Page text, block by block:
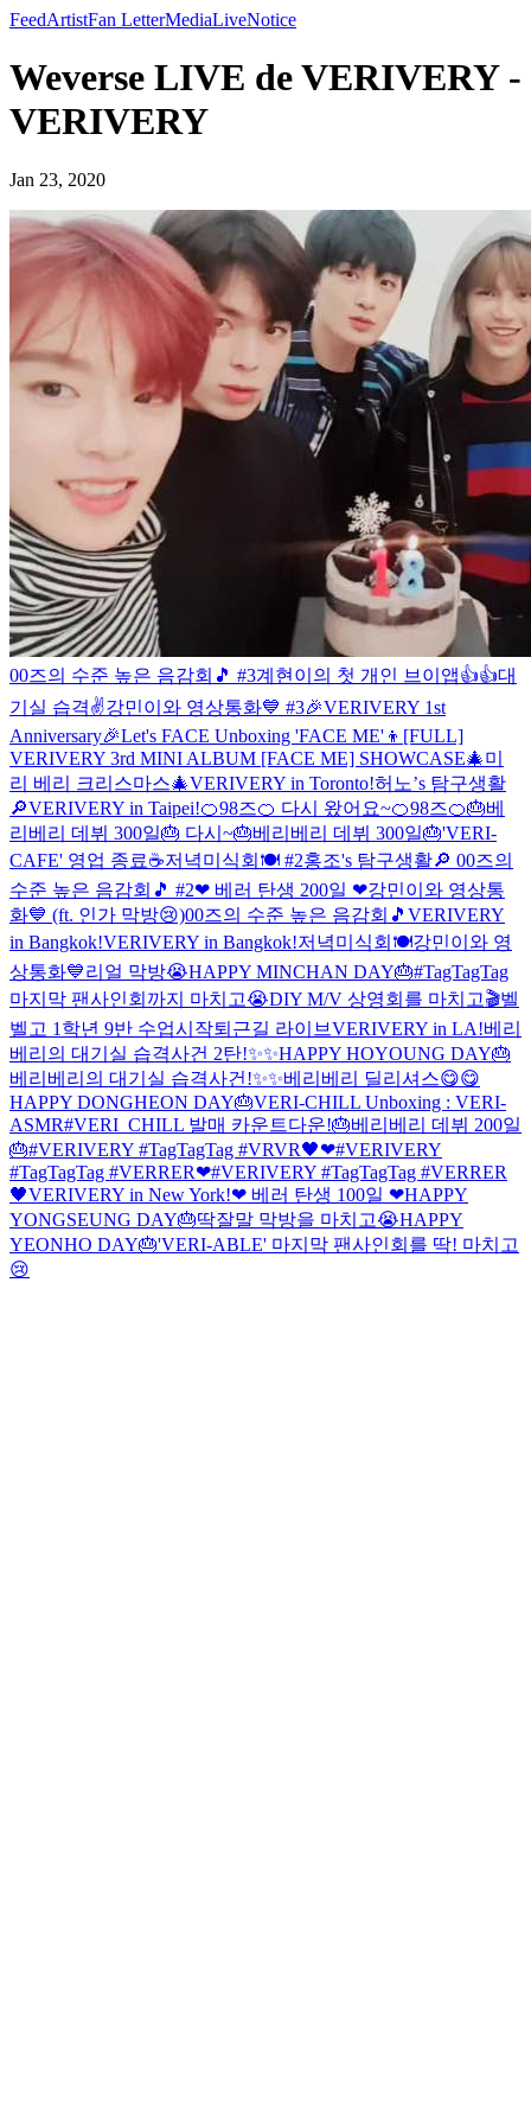
FeedArtistFan LetterMediaLiveNotice
Weverse LIVE de VERIVERY -
VERIVERY
Jan 23, 2020
00즈의 수준 높은 음감회🎵 #3계현이의 첫 개인 브이앱👍👍대
기실 습격✌️강민이와 영상통화💙 #3🎉VERIVERY 1st
Anniversary🎉Let's FACE Unboxing 'FACE ME'👦 [FULL]
VERIVERY 3rd MINI ALBUM [FACE ME] SHOWCASE🎄미
리 베리 크리스마스🎄VERIVERY in Toronto!허노’s 탐구생활
🔎VERIVERY in Taipei!🍊98즈🍊 다시 왔어요~🍊98즈🍊🎂베
리베리 데뷔 300일🎂 다시~🎂베리베리 데뷔 300일🎂'VERI-
CAFE' 영업 종료☕저녁미식회🍽 #2홍조's 탐구생활🔎 00즈의
수준 높은 음감회🎵 #2❤ 베러 탄생 200일 ❤강민이와 영상통
화💙 (ft. 인가 막방😢)00즈의 수준 높은 음감회🎵 VERIVERY
in Bangkok!VERIVERY in Bangkok!저녁미식회🍽강민이와 영
상통화💙리얼 막방😭HAPPY MINCHAN DAY🎂#TagTagTag
마지막 팬사인회까지 마치고😭DIY M/V 상영회를 마치고🎬벨
벨고 1학년 9반 수업시작퇴근길 라이브VERIVERY in LA!베리
베리의 대기실 습격사건 2탄!✨✨HAPPY HOYOUNG DAY🎂
베리베리의 대기실 습격사건!✨✨베리베리 딜리셔스😋😋
HAPPY DONGHEON DAY🎂VERI-CHILL Unboxing : VERI-
ASMR#VERI_CHILL 발매 카운트다운!🎂베리베리 데뷔 200일
🎂#VERIVERY #TagTagTag #VRVR🖤❤#VERIVERY
#TagTagTag #VERRER❤#VERIVERY #TagTagTag #VERRER
🖤VERIVERY in New York!❤ 베러 탄생 100일 ❤HAPPY
YONGSEUNG DAY🎂딱잘말 막방을 마치고😭HAPPY
YEONHO DAY🎂'VERI-ABLE' 마지막 팬사인회를 딱! 마치고
😢